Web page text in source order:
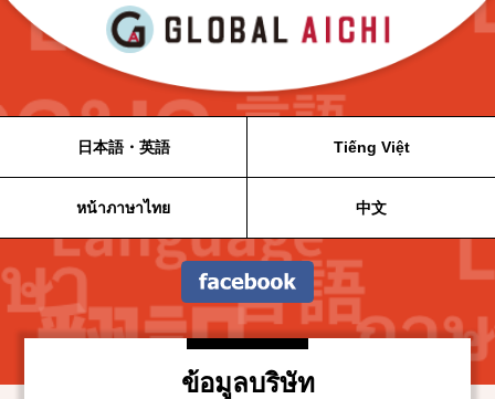
日本語・英語 Tiếng Việt
หน้าภาษาไทย 中文
ข้อมูลบริษัท